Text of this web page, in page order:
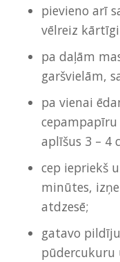
pievieno arī
vēlreiz
pa daļām
garšvielām,
pa vienai
aplīšus 3 – 4
cep iepriekš
minūtes,
atdzesē;
gatavo